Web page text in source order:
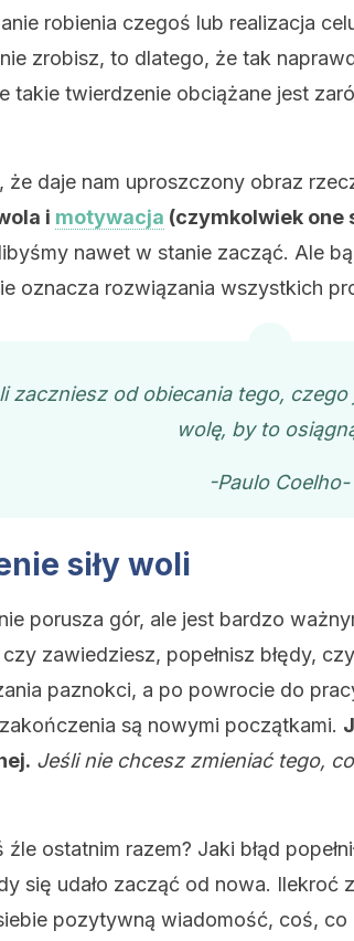
robienia czegoś lub realizacja
zrobisz, to dlatego, że tak
takie twierdzenie obciążane jest
że ​​daje nam uproszczony obraz
i motywacja (czymkolwiek one
nawet w stanie zacząć. Ale
oznacza rozwiązania wszystkich
zaczniesz od obiecania tego,
wolę, by to
-Paulo Coelho-
siły woli
porusza gór, ale jest bardzo
zawiedziesz, popełnisz błędy,
paznokci, a po powrocie do
są nowymi początkami.
Jeśli nie chcesz zmieniać tego,
źle ostatnim razem? Jaki błąd
się udało zacząć od nowa. Ilekroć
pozytywną wiadomość, coś, co